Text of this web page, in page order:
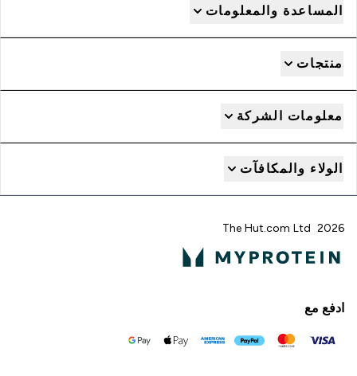
المساعدة والمعلومات
منتجات
معلومات الشركة
الولاء والمكافآت
2026 The Hut.com Ltd
ادفع مع